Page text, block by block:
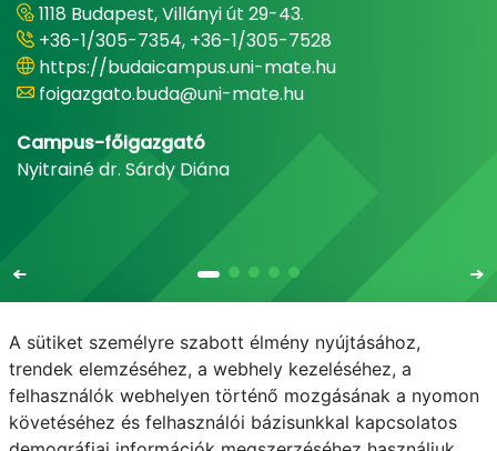
1118 Budapest, Villányi út 29-43.
+36-1/305-7354, +36-1/305-7528
https://budaicampus.uni-mate.hu
foigazgato.buda@uni-mate.hu
Campus-főigazgató
Nyitrainé dr. Sárdy Diána
E-mail Telefonkönyv NEPTUN
E-learning
A sütiket személyre szabott élmény nyújtásához,
trendek elemzéséhez, a webhely kezeléséhez, a
felhasználók webhelyen történő mozgásának a nyomon
követéséhez és felhasználói bázisunkkal kapcsolatos